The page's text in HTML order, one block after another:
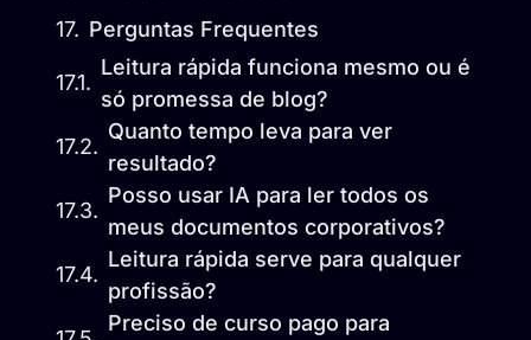
Perguntas Frequentes
Leitura rápida funciona mesmo ou é
só promessa de blog?
Quanto tempo leva para ver
resultado?
Posso usar IA para ler todos os
meus documentos corporativos?
Leitura rápida serve para qualquer
profissão?
Preciso de curso pago para